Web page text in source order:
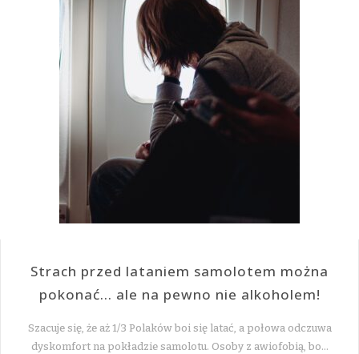
Strach przed lataniem samolotem można
pokonać… ale na pewno nie alkoholem!
Szacuje się, że aż 1/3 Polaków boi się latać, a połowa odczuwa
dyskomfort na pokładzie samolotu. Osoby z awiofobią, bo…